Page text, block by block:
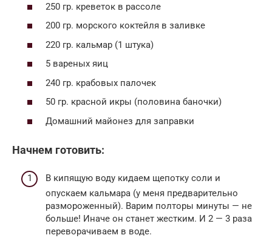
250 гр. креветок в рассоле
200 гр. морского коктейля в заливке
220 гр. кальмар (1 штука)
5 вареных яиц
240 гр. крабовых палочек
50 гр. красной икры (половина баночки)
Домашний майонез для заправки
Начнем готовить:
В кипящую воду кидаем щепотку соли и
опускаем кальмара (у меня предварительно
размороженный). Варим полторы минуты — не
больше! Иначе он станет жестким. И 2 — 3 раза
переворачиваем в воде.